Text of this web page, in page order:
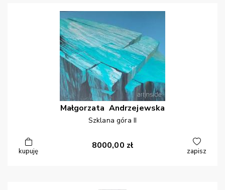
Małgorzata Andrzejewska
Szklana góra II
kupuję
8000,00 zł
zapisz